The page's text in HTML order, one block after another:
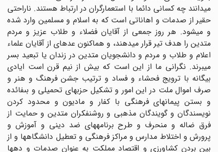
میدانند چه کسانى دائما با استعمارگران در ارتباط هستند. ناراحتى
حقیر از صدمات و اهاناتى است که به اسلام و مسلمین وارد شده
و میشود. هر روز جمعى از آقایان فضلاء و طلاب عزیز و مردم
متدین را هدف تیر قرار میدهند، و هم‏اکنون عده‏اى از آقایان علماء
اعلام و طلاب و مردم و دانشجویان متدین در زندان یا تبعید بسر
میبرند. نگرانى ما از این است که بیش از نیم قرن است ایادى
بیگانه با ترویج فحشاء و فساد و ترتیب جشن فرهنگ و هنر و
صرف اموال ملت در این امور و تشکیل حزبهاى تحمیلى و بى‏فائده
و بستن پیمان‏هاى فرهنگى با کفار و مادیون و محدود کردن
نویسندگان و گویندگان مذهبى و روشنفکران متدین و حمایت از
فرق ضاله و منحرف و طرح برنامه‏هاى ضد دینى و آموزش و
پرورش و اختلاط مدارس و مراکز فرهنگى و تعطیل دانشگاه‏ها و از
بین بردن کشاورزى و اقتصاد مملکت به عنوان صدمات و دهها